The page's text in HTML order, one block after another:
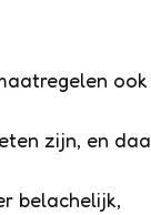
ook
zijn, en
belachelijk,